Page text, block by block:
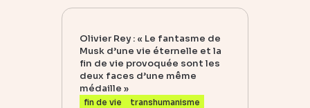
Olivier Rey : « Le fantasme de
Musk d’une vie éternelle et la
fin de vie provoquée sont les
deux faces d’une même
médaille »
fin de vie transhumanisme